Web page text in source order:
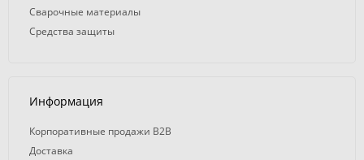
Сварочные материалы
Средства защиты
Информация
Корпоративные продажи B2B
Доставка